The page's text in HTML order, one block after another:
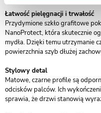
Łatwość pielęgnacji i trwałość
Przydymione szkło grafitowe
NanoProtect, która skutecznie
mydła. Dzięki temu utrzymanie
powierzchnia szyb dłużej
Stylowy detal
Matowe, czarne profile są
odcisków palców. Ich
sprawia, że drzwi stanowią